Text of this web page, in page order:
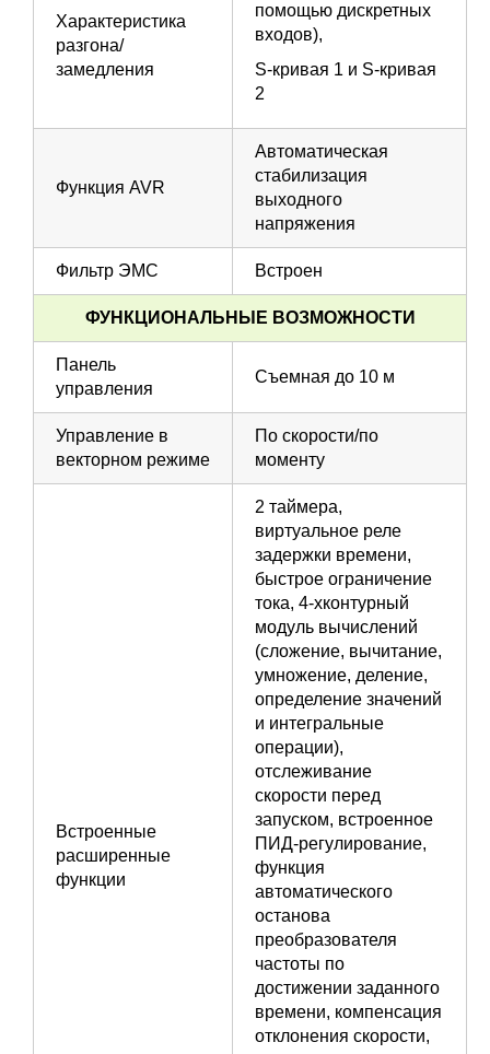
Характеристика
разгона/
замедления
помощью дискретных
входов),
S-кривая 1 и S-кривая
2
Функция AVR
Автоматическая
стабилизация
выходного
напряжения
Фильтр ЭМС Встроен
ФУНКЦИОНАЛЬНЫЕ ВОЗМОЖНОСТИ
Панель
управления
Съемная до 10 м
Управление в
векторном режиме
По скорости/по
моменту
Встроенные
расширенные
функции
2 таймера,
виртуальное реле
задержки времени,
быстрое ограничение
тока, 4-хконтурный
модуль вычислений
(сложение, вычитание,
умножение, деление,
определение значений
и интегральные
операции),
отслеживание
скорости перед
запуском, встроенное
ПИД-регулирование,
функция
автоматического
останова
преобразователя
частоты по
достижении заданного
времени, компенсация
отклонения скорости,